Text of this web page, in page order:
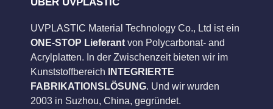
UVPLASTIC Material Technology Co., Ltd ist ein
ONE-STOP Lieferant von Polycarbonat- and
Acrylplatten. In der Zwischenzeit bieten wir im
Kunststoffbereich
INTEGRIERTE
FABRIKATIONSLÖSUNG. Und wir wurden
2003 in Suzhou, China, gegründet.